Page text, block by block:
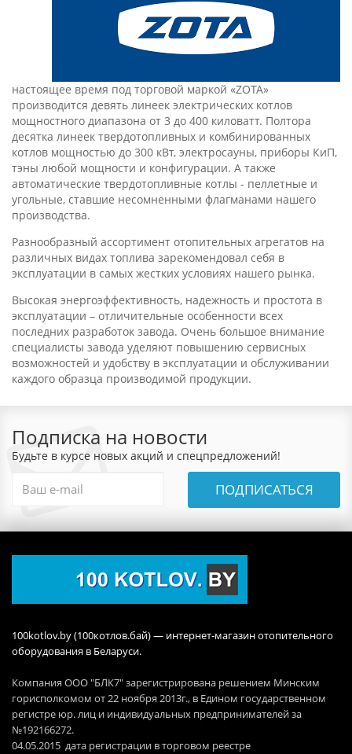
настоящее время под торговой маркой «ZOTA»
производится девять линеек электрических котлов
мощностного диапазона от 3 до 400 киловатт. Полтора
десятка линеек твердотопливных и комбинированных
котлов мощностью до 300 кВт, электросауны, приборы КиП,
тэны любой мощности и конфигурации. А также
автоматические твердотопливные котлы - пеллетные и
угольные, ставшие несомненными флагманами нашего
производства.
Разнообразный ассортимент отопительных агрегатов на
различных видах топлива зарекомендовал себя в
эксплуатации в самых жестких условиях нашего рынка.
Высокая энергоэффективность, надежность и простота в
эксплуатации – отличительные особенности всех
последних разработок завода. Очень большое внимание
специалисты завода уделяют повышению сервисных
возможностей и удобству в эксплуатации и обслуживании
каждого образца производимой продукции.
Подписка на новости
Будьте в курсе новых акций и спецпредложений!
ПОДПИСАТЬСЯ
100kotlov.by (100котлов.бай) — интернет-магазин отопительного
оборудования в Беларуси.
Компания ООО "БЛК7" зарегистрирована решением Минским
горисполкомом от 22 ноября 2013г., в Едином государственном
регистре юр. лиц и индивидуальных предпринимателей за
№192166272.
04.05.2015 дата регистрации в торговом реестре